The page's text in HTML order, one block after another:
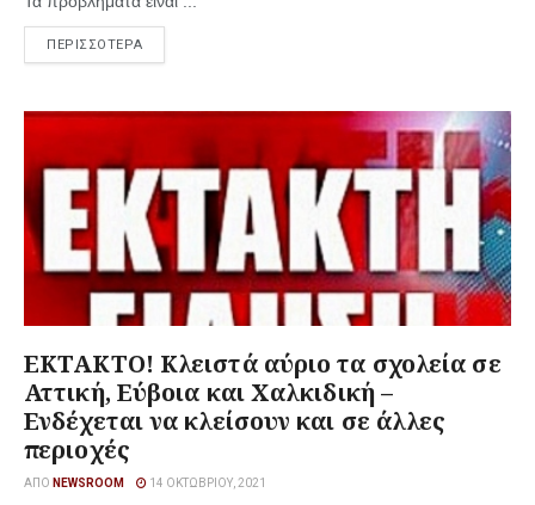
ΠΕΡΙΣΣΟΤΕΡΑ
EKTAKTO! Κλειστά αύριο τα σχολεία σε
Αττική, Εύβοια και Χαλκιδική –
Ενδέχεται να κλείσουν και σε άλλες
περιοχές
ΑΠΌ NEWSROOM 14 ΟΚΤΩΒΡΊΟΥ, 2021